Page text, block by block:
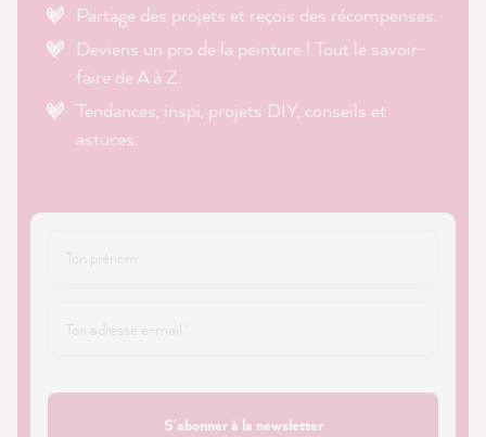
Partage des projets et reçois des récompenses.
Deviens un pro de la peinture ! Tout le savoir-
faire de A à Z.
Tendances, inspi, projets DIY, conseils et
astuces.
S'abonner à la newsletter